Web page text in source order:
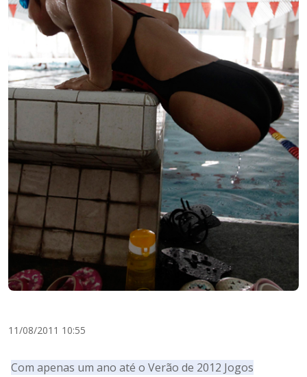
11/08/2011 10:55
Com apenas um ano até o Verão de 2012 Jogos